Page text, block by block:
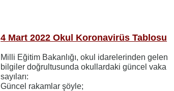
4 Mart 2022 Okul Koronavirüs Tablosu
Milli Eğitim Bakanlığı, okul idarelerinden gelen
bilgiler doğrultusunda okullardaki güncel vaka
sayıları:
Güncel rakamlar şöyle;